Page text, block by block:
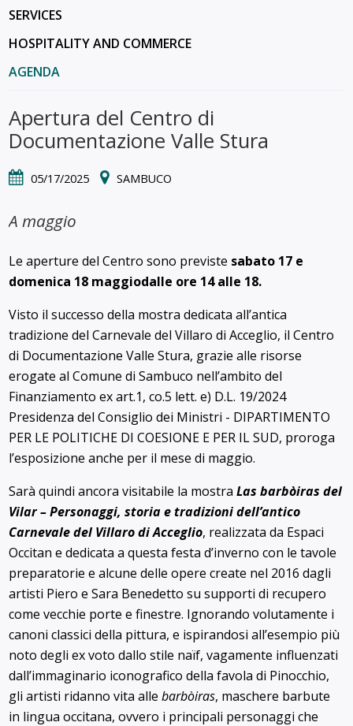
SERVICES
HOSPITALITY AND COMMERCE
AGENDA
Apertura del Centro di
Documentazione Valle Stura
05/17/2025 SAMBUCO
A maggio
Le aperture del Centro sono previste sabato 17 e
domenica 18 maggiodalle ore 14 alle 18.
Visto il successo della mostra dedicata all’antica
tradizione del Carnevale del Villaro di Acceglio, il Centro
di Documentazione Valle Stura, grazie alle risorse
erogate al Comune di Sambuco nell’ambito del
Finanziamento ex art.1, co.5 lett. e) D.L. 19/2024
Presidenza del Consiglio dei Ministri - DIPARTIMENTO
PER LE POLITICHE DI COESIONE E PER IL SUD, proroga
l’esposizione anche per il mese di maggio.
Sarà quindi ancora visitabile la mostraLas barbòiras del
Vilar – Personaggi, storia e tradizioni dell’antico
Carnevale del Villaro di Acceglio, realizzata da Espaci
Occitan e dedicata a questa festa d’inverno con le tavole
preparatorie e alcune delle opere create nel 2016 dagli
artisti Piero e Sara Benedetto su supporti di recupero
come vecchie porte e finestre. Ignorando volutamente i
canoni classici della pittura, e ispirandosi all’esempio più
noto degli ex voto dallo stile naïf, vagamente influenzati
dall’immaginario iconografico della favola di Pinocchio,
gli artisti ridanno vita allebarbòiras, maschere barbute
in lingua occitana, ovvero i principali personaggi che